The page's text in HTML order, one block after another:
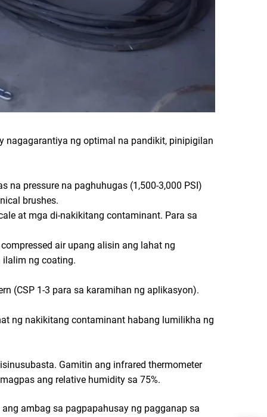
nagagarantiya ng optimal na pandikit, pinipigilan
na pressure na paghuhugas (1,500-3,000 PSI)
brushes.
at mga di-nakikitang contaminant. Para sa
air upang alisin ang lahat ng
ilalim ng coating.
(CSP 1-3 para sa karamihan ng aplikasyon).
ng nakikitang contaminant habang lumilikha ng
Gamitin ang infrared thermometer
ang relative humidity sa 75%.
ambag sa pagpapahusay ng pagganap sa